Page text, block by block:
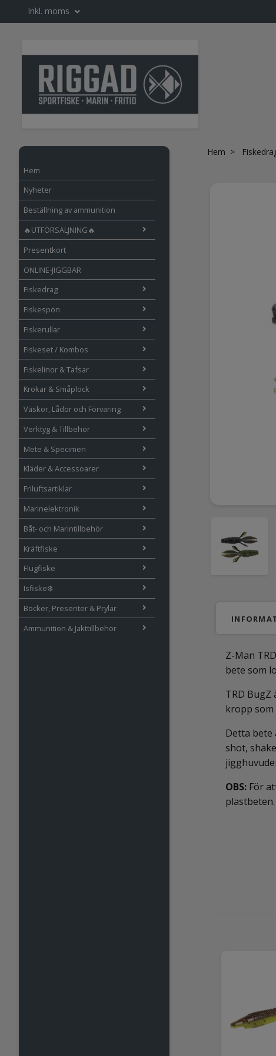
Inkl. moms
Hem
Nyheter
Beställning av ammunition
🔥UTFÖRSÄLJNING🔥
Presentkort
ONLINE-JIGGBAR
Fiskedrag
Fiskespön
Fiskerullar
Fiskeset / Kombos
Fiskelinor & Tafsar
Krokar & Småplock
Väskor, Lådor och Förvaring
Verktyg & Tillbehör
Mete & Specimen
Kläder & Accessoarer
Friluftsartiklar
Marinelektronik
Båt- och Marintillbehör
Kräftfiske
Flugfiske
Isfiske❄️
Böcker, Presenter & Prylar
Ammunition & Jakttillbehör
Hem
Z-Man
bete som
TRD
kropp som
Detta bete
shot,
OBS: För